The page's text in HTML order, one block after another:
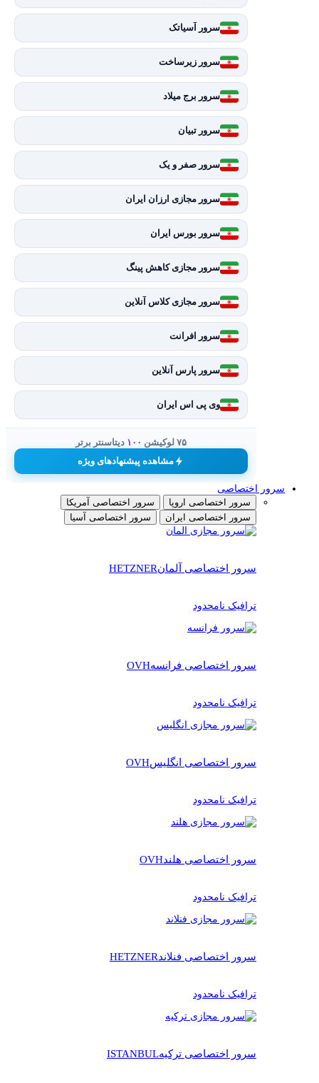
سرور آسیاتک
سرور زیرساخت
سرور برج میلاد
سرور تبیان
سرور صفر و یک
سرور مجازی ارزان ایران
سرور بورس ایران
سرور مجازی کاهش پینگ
سرور مجازی کلاس آنلاین
سرور افرانت
سرور پارس آنلاین
وی پی اس ایران
۷۵ لوکیشن ۱۰۰ دیتاسنتر برتر
مشاهده پیشنهادهای ویژه
سرور اختصاصی
سرور اختصاصی اروپا
سرور اختصاصی آمریکا
سرور اختصاصی ایران
سرور اختصاصی آسیا
سرور اختصاصی آلمانHETZNER
ترافیک نامحدود
سرور اختصاصی فرانسهOVH
ترافیک نامحدود
سرور اختصاصی انگلیسOVH
ترافیک نامحدود
سرور اختصاصی هلندOVH
ترافیک نامحدود
سرور اختصاصی فنلاندHETZNER
ترافیک نامحدود
سرور اختصاصی ترکیهISTANBUL